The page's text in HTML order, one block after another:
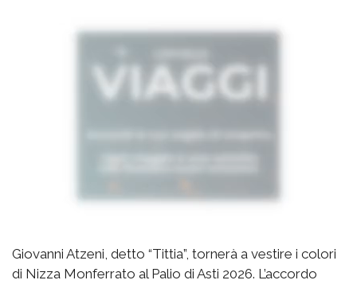
Giovanni Atzeni, detto “Tittia”, tornerà a vestire i colori
di Nizza Monferrato al Palio di Asti 2026. L’accordo